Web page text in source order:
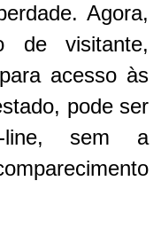
Agora,
de visitante,
acesso às
pode ser
sem a